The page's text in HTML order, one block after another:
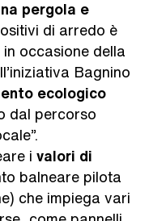
pergola e
di arredo è
occasione della
Bagnino
ecologico
dal percorso
i valori di
balneare pilota
che impiega vari